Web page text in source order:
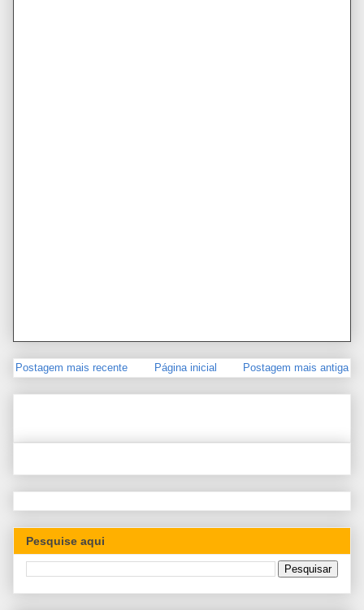
Postagem mais recente Postagem mais antiga
Página inicial
Pesquise aqui